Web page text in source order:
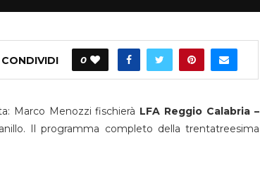
CONDIVIDI 0
Marco Menozzi fischierà LFA Reggio Calabria –
Il programma completo della trentatreesima